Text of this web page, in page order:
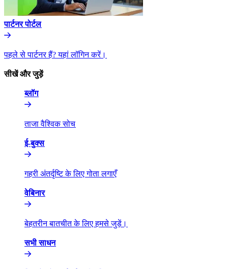
पार्टनर पोर्टल​​
पहले से पार्टनर हैं? यहां लॉगिन करें।​​
सीखें और जुड़ें​​
ब्लॉग​​
ताजा वैश्विक सोच​​
ई-बुक्स​​
गहरी अंतर्दृष्टि के लिए गोता लगाएँ​​
वेबिनार​​
बेहतरीन बातचीत के लिए हमसे जुड़ें।​​
सभी साधन​​